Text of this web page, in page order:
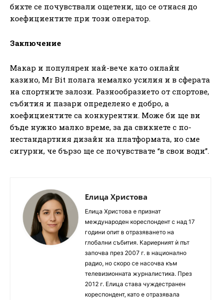
бихте се почувствали ощетени, що се отнася до
коефициентите при този оператор.
Заключение
Макар и популярен най-вече като онлайн
казино, Mr Bit полага немалко усилия и в сферата
на спортните залози. Разнообразието от спортове,
събития и пазари определено е добро, а
коефициентите са конкурентни. Може би ще ви
бъде нужно малко време, за да свикнете с по-
нестандартния дизайн на платформата, но сме
сигурни, че бързо ще се почувствате “в свои води”.
Елица Христова
Елица Христова е признат
международен кореспондент с над 17
години опит в отразяването на
глобални събития. Кариерният ѝ път
започва през 2007 г. в национално
радио, но скоро се насочва към
телевизионната журналистика. През
2012 г. Елица става чуждестранен
кореспондент, като е отразявала